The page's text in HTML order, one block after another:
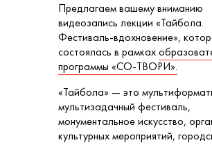
Предлагаем вашему вниманию
видеозапись лекции «Тайбола.
Фестиваль-вдохновение»,
состоялась в рамках
программы «СО-ТВОРИ».
«Тайбола» — это
мультизадачный фестиваль,
монументальное искусство,
культурных мероприятий,